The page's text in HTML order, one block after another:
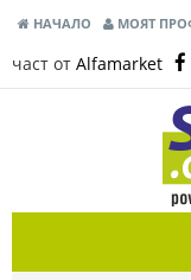
НАЧАЛО МОЯТ
част от Alfamarket